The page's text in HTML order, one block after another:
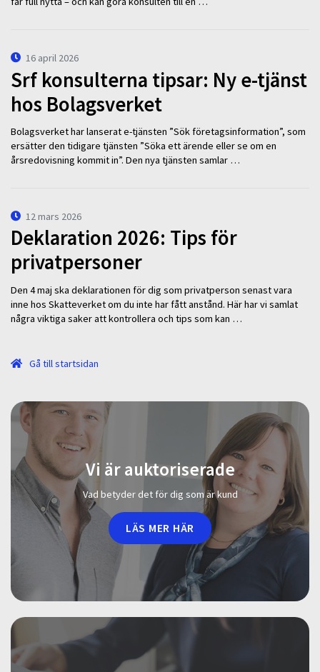
16 april 2026
Srf konsulterna tipsar: Ny e-tjänst
hos Bolagsverket
Bolagsverket har lanserat e-tjänsten ”Sök företagsinformation”, som
ersätter den tidigare tjänsten ”Söka ett ärende eller se om en
årsredovisning kommit in”. Den nya tjänsten samlar …
12 mars 2026
Deklaration 2026: Tips för
privatpersoner
Den 4 maj ska deklarationen för dig som privatperson senast vara
inne hos Skatteverket om du inte har fått anstånd. Här har vi samlat
några viktiga saker att kontrollera och tips som kan …
Gå till startsidan
Vi är auktoriserade
Vad betyder det för dig som är kund
LÄS MER HÄR